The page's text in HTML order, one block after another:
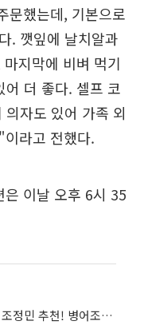
문했는데, 기본으로
. 깻잎에 날치알과
지막에 비벼 먹기
어 더 좋다. 셀프 코
자도 있어 가족 외
라고 전했다.
이날 오후 6시 35
'2TV 생생정보' 오늘방송맛집- 가수 조정민 추천! 병어조림ㆍ고추장찌개 맛집 '목○○'